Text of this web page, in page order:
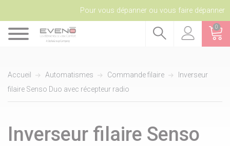
Pour vous dépanner ou vous faire dépanner
0
Accueil Automatismes Commande filaire
Inverseur
filaire Senso Duo avec récepteur radio
Inverseur filaire Senso